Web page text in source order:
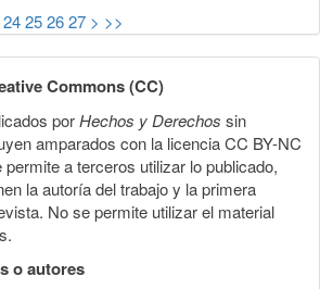
24252627 > >>
Commons (CC)
porHechos y Derechos sin
amparados con la licencia CC BY-NC
a terceros utilizar lo publicado,
la autoría del trabajo y la primera
No se permite utilizar el material
o autores